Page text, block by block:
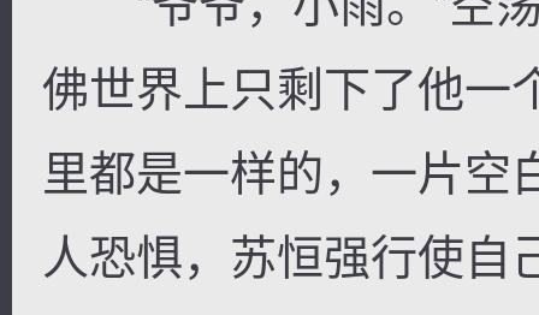
佛世界上只剩下了他一
里都是一样的，一片空
人恐惧，苏恒强行使自